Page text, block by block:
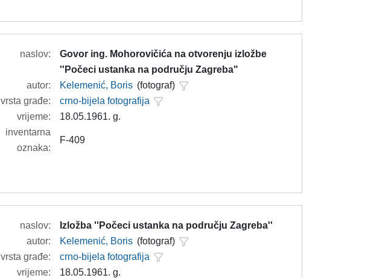
naslov:
Govor ing. Mohorovičića na otvorenju izložbe
''Počeci ustanka na području Zagreba"
autor:
Kelemenić, Boris (fotograf)
vrsta građe:
crno-bijela fotografija
vrijeme:
18.05.1961. g.
inventarna
oznaka:
F-409
naslov:
Izložba ''Počeci ustanka na području Zagreba''
autor:
Kelemenić, Boris (fotograf)
vrsta građe:
crno-bijela fotografija
vrijeme:
18.05.1961. g.